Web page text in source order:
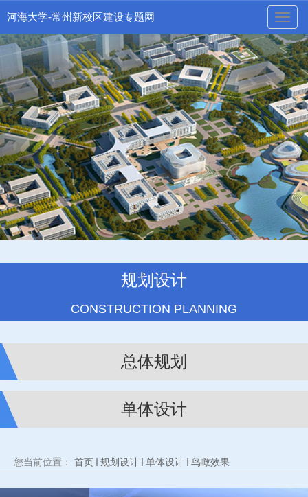
河海大学-常州新校区建设专题网
规划设计
CONSTRUCTION PLANNING
总体规划
单体设计
您当前位置： 首页 规划设计 单体设计 鸟瞰效果